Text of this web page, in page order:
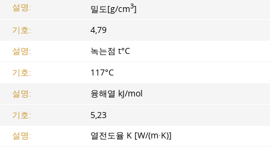
설명:
밀도[g/cm3]
기호:
4,79
설명:
녹는점 t°C
기호:
117°C
설명:
융해열 kJ/mol
기호:
5,23
설명:
열전도율 K [W/(m·K)]